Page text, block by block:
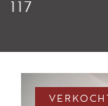
117
Shortstay
Verkocht